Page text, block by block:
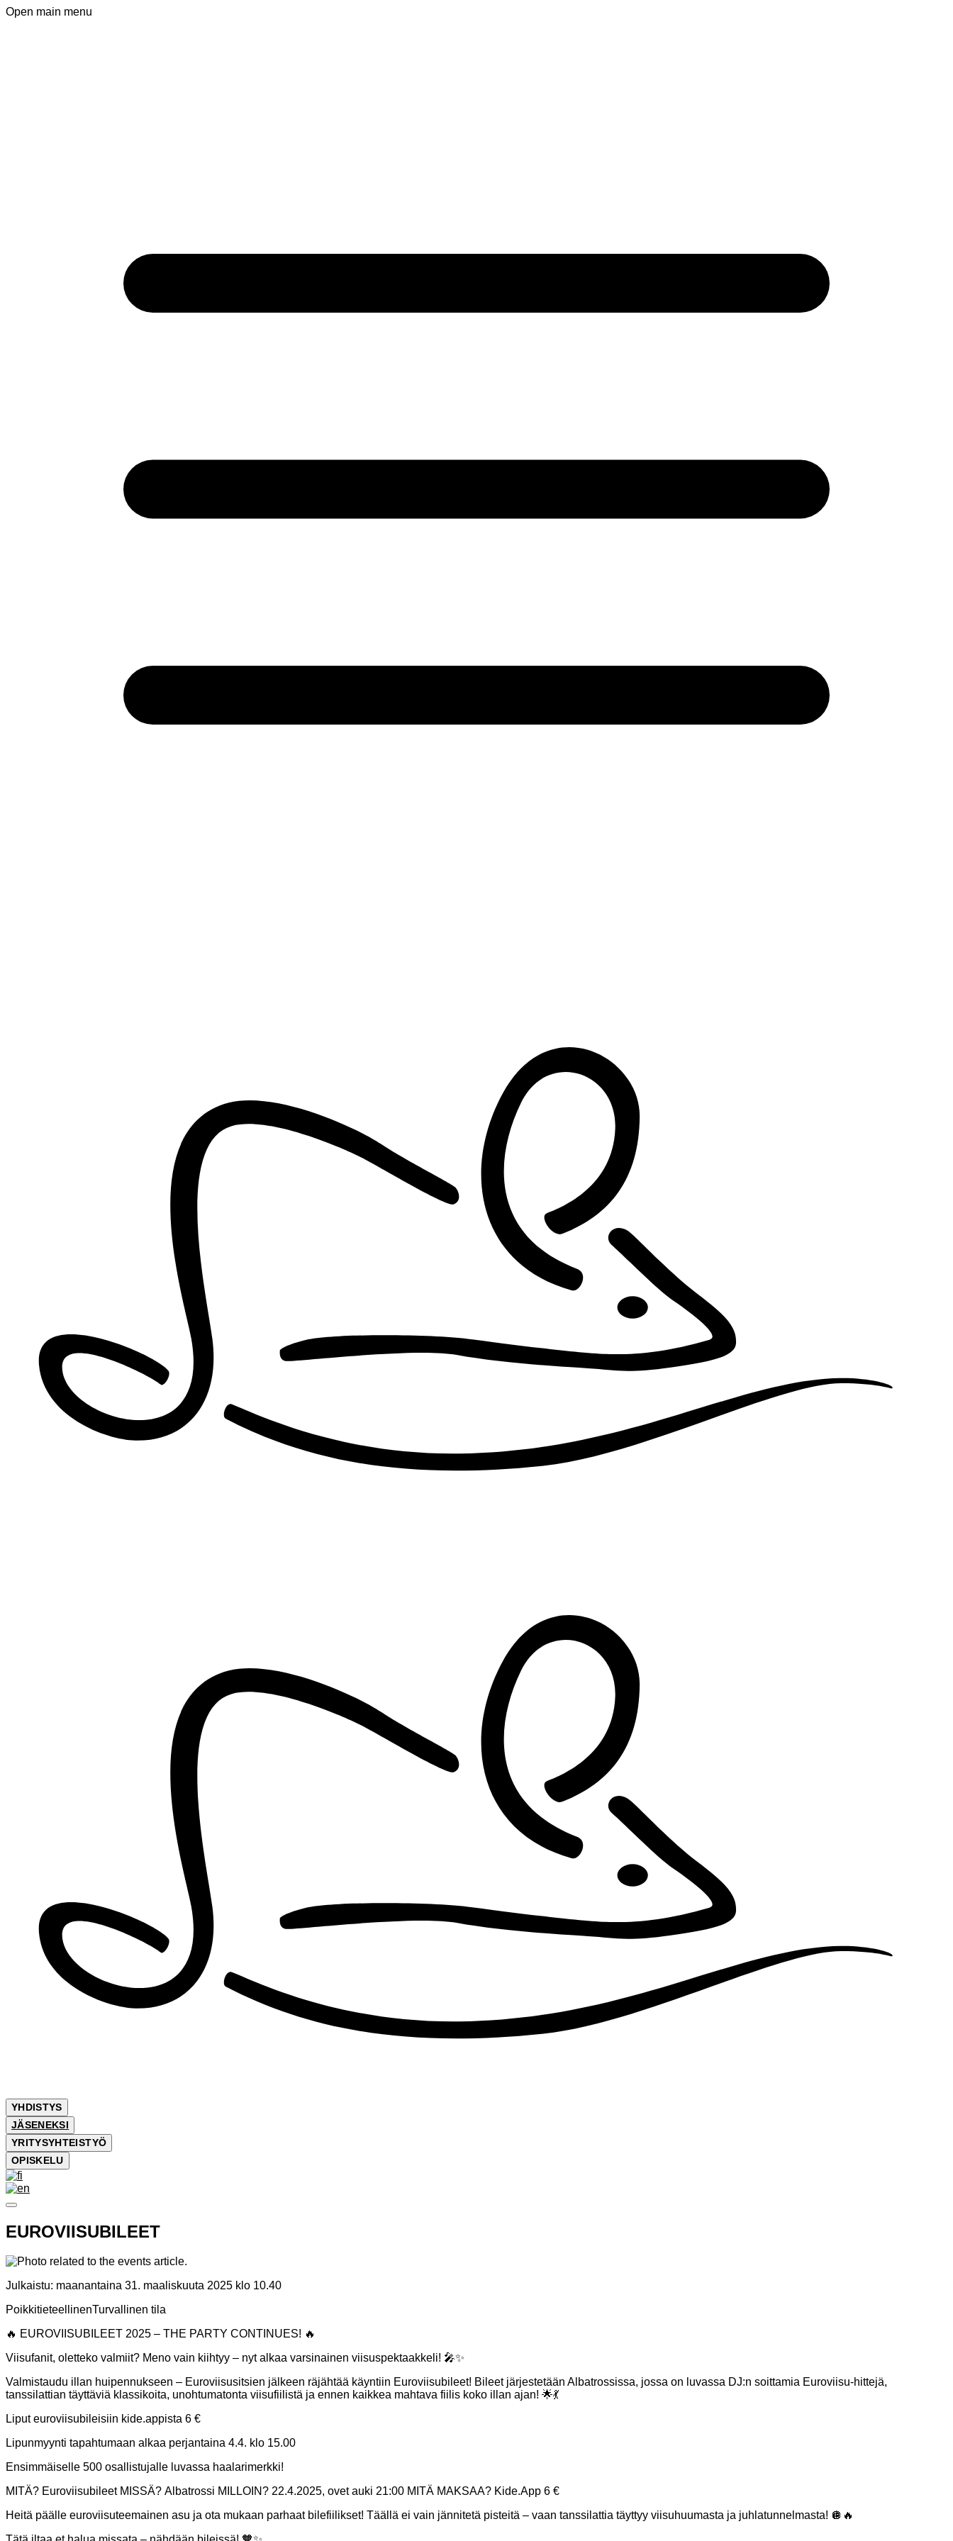
Open main menu
YHDISTYS
JÄSENEKSI
YRITYSYHTEISTYÖ
OPISKELU
EUROVIISUBILEET
Julkaistu: maanantaina 31. maaliskuuta 2025 klo 10.40
PoikkitieteellinenTurvallinen tila
🔥 EUROVIISUBILEET 2025 – THE PARTY CONTINUES! 🔥
Viisufanit, oletteko valmiit? Meno vain kiihtyy – nyt alkaa varsinainen viisuspektaakkeli! 🎤✨
Valmistaudu illan huipennukseen – Euroviisusitsien jälkeen räjähtää käyntiin Euroviisubileet! Bileet järjestetään Albatrossissa, jossa on luvassa DJ:n soittamia Euroviisu-hittejä,
tanssilattian täyttäviä klassikoita, unohtumatonta viisufiilistä ja ennen kaikkea mahtava fiilis koko illan ajan! 🌟💃
Liput euroviisubileisiin kide.appista 6 €
Lipunmyynti tapahtumaan alkaa perjantaina 4.4. klo 15.00
Ensimmäiselle 500 osallistujalle luvassa haalarimerkki!
MITÄ? Euroviisubileet MISSÄ? Albatrossi MILLOIN? 22.4.2025, ovet auki 21:00 MITÄ MAKSAA? Kide.App 6 €
Heitä päälle euroviisuteemainen asu ja ota mukaan parhaat bilefiilikset! Täällä ei vain jännitetä pisteitä – vaan tanssilattia täyttyy viisuhuumasta ja juhlatunnelmasta! 🪩🔥